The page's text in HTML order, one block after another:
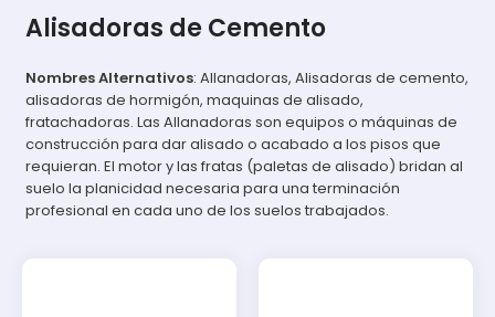
Alisadoras de Cemento
Nombres Alternativos: Allanadoras, Alisadoras de cemento,
alisadoras de hormigón, maquinas de alisado,
fratachadoras. Las Allanadoras son equipos o máquinas de
construcción para dar alisado o acabado a los pisos que
requieran. El motor y las fratas (paletas de alisado) bridan al
suelo la planicidad necesaria para una terminación
profesional en cada uno de los suelos trabajados.